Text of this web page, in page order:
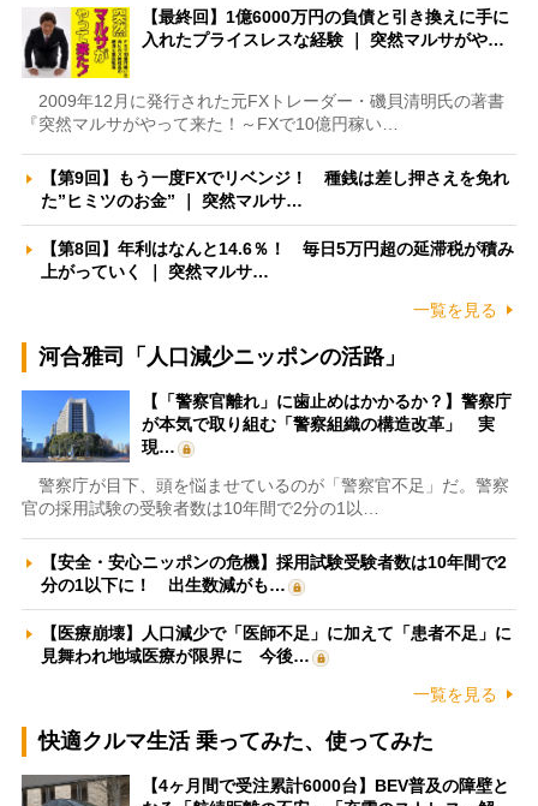
【最終回】1億6000万円の負債と引き換えに手に
入れたプライスレスな経験 ｜ 突然マルサがや…
2009年12月に発行された元FXトレーダー・磯貝清明氏の著書
『突然マルサがやって来た！～FXで10億円稼い…
【第9回】もう一度FXでリベンジ！ 種銭は差し押さえを免れ
た”ヒミツのお金” ｜ 突然マルサ…
【第8回】年利はなんと14.6％！ 毎日5万円超の延滞税が積み
上がっていく ｜ 突然マルサ…
一覧を見る
河合雅司「人口減少ニッポンの活路」
【「警察官離れ」に歯止めはかかるか？】警察庁
が本気で取り組む「警察組織の構造改革」 実
現…
警察庁が目下、頭を悩ませているのが「警察官不足」だ。警察
官の採用試験の受験者数は10年間で2分の1以…
【安全・安心ニッポンの危機】採用試験受験者数は10年間で2
分の1以下に！ 出生数減がも…
【医療崩壊】人口減少で「医師不足」に加えて「患者不足」に
見舞われ地域医療が限界に 今後…
一覧を見る
快適クルマ生活 乗ってみた、使ってみた
【4ヶ月間で受注累計6000台】BEV普及の障壁と